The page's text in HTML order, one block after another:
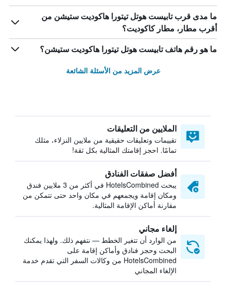
ما مدى قرب تابيست هوتل تيتورا هاكوديت ستيشن من
أقرب مطار، مطار كاكوديت؟
ما هو رقم هاتف تابيست هوتل تيتورا هاكوديت ستيشن؟
عرض المزيد من الأسئلة الشائعة
الملايين من التعليقات
تقييمات وتعليقات حقيقية من ملايين النزلاء، مثلك
تمامًا. احجز إقامتك المثالية بكل ثقة!
أفضل صفقات الفنادق
يبحث HotelsCombined في أكثر من 3 ملايين فندق
ومكان إقامة ويجمعهم في مكان واحد حتى تتمكن من
مقارنة أماكن الإقامة المثالية.
إلغاء مجاني
من الوارد أن تتغير الخطط — نتفهم ذلك. ولهذا يمكنك
البحث وحجز فنادق وأماكن إقامة على
HotelsCombined من وكالات السفر التي تقدم خدمة
الإلغاء المجاني